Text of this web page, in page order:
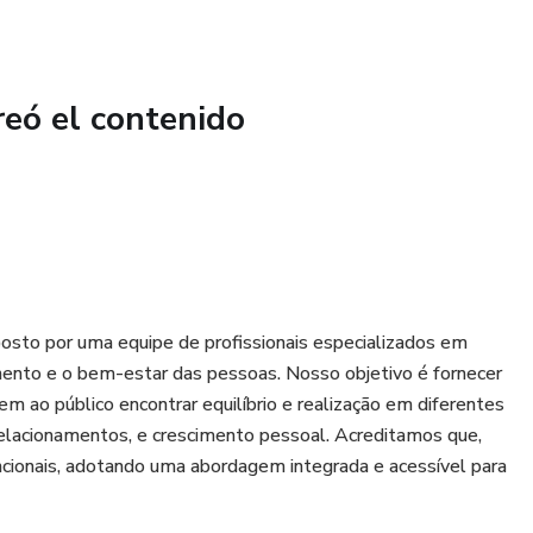
el contenido
por uma equipe de profissionais especializados em
e o bem-estar das pessoas. Nosso objetivo é fornecer
ao público encontrar equilíbrio e realização em diferentes
e crescimento pessoal. Acreditamos que,
adotando uma abordagem integrada e acessível para